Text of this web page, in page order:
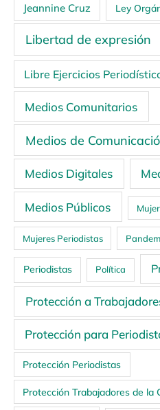
Jeannine Cruz Ley
Libertad de expresión
Libre Ejercicios
Medios Comunitarios
Medios de
Medios Digitales
Medios Públicos Mujer
Mujeres Periodistas
Periodistas Política
Protección a
Protección para
Protección Periodistas
Protección Trabajadores de la